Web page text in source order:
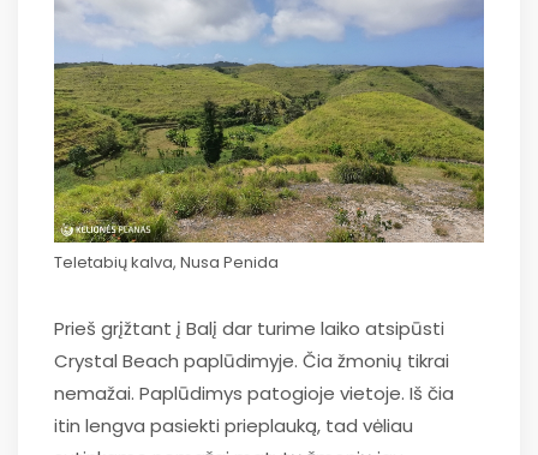
Teletabių kalva, Nusa Penida
Prieš grįžtant į Balį dar turime laiko atsipūsti
Crystal Beach paplūdimyje. Čia žmonių tikrai
nemažai. Paplūdimys patogioje vietoje. Iš čia
itin lengva pasiekti prieplauką, tad vėliau